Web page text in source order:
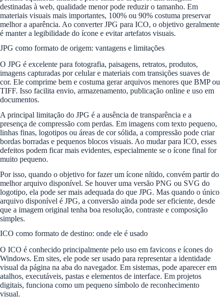
destinadas à web, qualidade menor pode reduzir o tamanho. Em
materiais visuais mais importantes, 100% ou 90% costuma preservar
melhor a aparência. Ao converter JPG para ICO, o objetivo geralmente
é manter a legibilidade do ícone e evitar artefatos visuais.
JPG como formato de origem: vantagens e limitações
O JPG é excelente para fotografia, paisagens, retratos, produtos,
imagens capturadas por celular e materiais com transições suaves de
cor. Ele comprime bem e costuma gerar arquivos menores que BMP ou
TIFF. Isso facilita envio, armazenamento, publicação online e uso em
documentos.
A principal limitação do JPG é a ausência de transparência e a
presença de compressão com perdas. Em imagens com texto pequeno,
linhas finas, logotipos ou áreas de cor sólida, a compressão pode criar
bordas borradas e pequenos blocos visuais. Ao mudar para ICO, esses
defeitos podem ficar mais evidentes, especialmente se o ícone final for
muito pequeno.
Por isso, quando o objetivo for fazer um ícone nítido, convém partir do
melhor arquivo disponível. Se houver uma versão PNG ou SVG do
logotipo, ela pode ser mais adequada do que JPG. Mas quando o único
arquivo disponível é JPG, a conversão ainda pode ser eficiente, desde
que a imagem original tenha boa resolução, contraste e composição
simples.
ICO como formato de destino: onde ele é usado
O ICO é conhecido principalmente pelo uso em favicons e ícones do
Windows. Em sites, ele pode ser usado para representar a identidade
visual da página na aba do navegador. Em sistemas, pode aparecer em
atalhos, executáveis, pastas e elementos de interface. Em projetos
digitais, funciona como um pequeno símbolo de reconhecimento
visual.